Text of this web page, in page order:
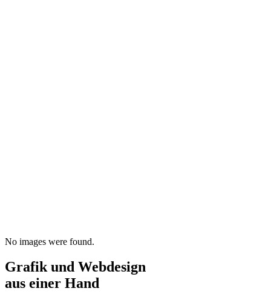
No images were found.
Grafik und Webdesign
aus einer Hand